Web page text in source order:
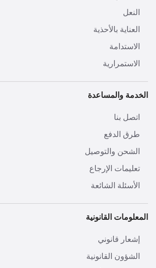
النعل
العناية بالأحذية
الاستدامة
الاستمرارية
الخدمة والمساعدة
اتصل بنا
طرق الدفع
الشحن والتوصيل
تعليمات الإرجاع
الأسئلة الشائعة
المعلومات القانونية
إشعار قانوني
الشؤون القانونية